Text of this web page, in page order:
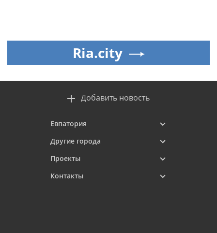
Ria.city
Добавить новость
Евпатория
Другие города
Проекты
Контакты